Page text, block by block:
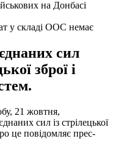
у складі ООС немає
сил
зброї і
21 жовтня,
сил із стрілецької
це повідомляє прес-